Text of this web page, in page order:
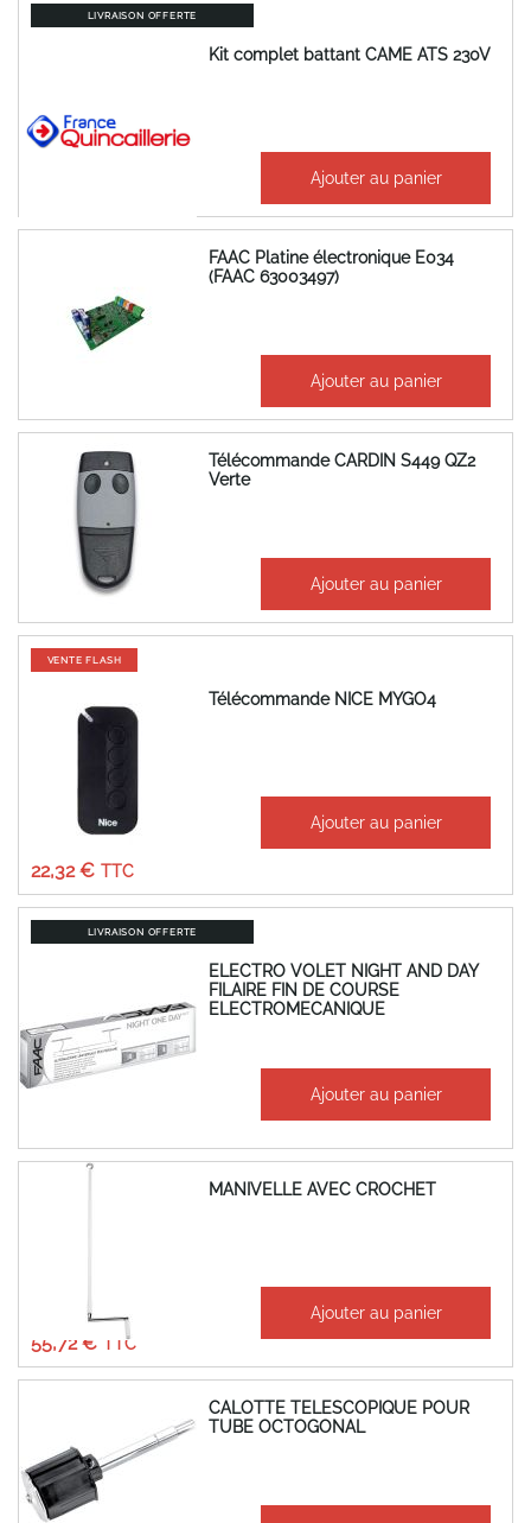
LIVRAISON OFFERTE
Kit complet battant CAME ATS 230V
Ajouter au panier
FAAC Platine électronique E034
(FAAC 63003497)
Ajouter au panier
Télécommande CARDIN S449 QZ2
Verte
56,70 €
47,25 € Ajouter au panier
VENTE FLASH
Télécommande NICE MYGO4
22,32 €
28,72 € Ajouter au panier
LIVRAISON OFFERTE
ELECTRO VOLET NIGHT AND DAY
FILAIRE FIN DE COURSE
ELECTROMECANIQUE
À partir de
Ajouter au panier
MANIVELLE AVEC CROCHET
55,72 €
46,43 € Ajouter au panier
CALOTTE TELESCOPIQUE POUR
TUBE OCTOGONAL
À partir de